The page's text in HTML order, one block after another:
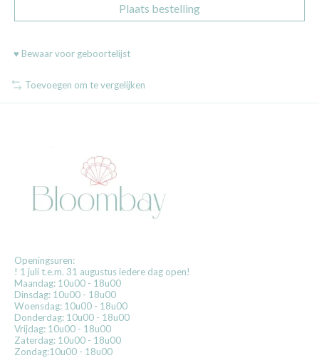
Plaats bestelling
♥ Bewaar voor geboortelijst
Toevoegen om te vergelijken
Openingsuren:
! 1 juli t.e.m. 31 augustus iedere dag open!
Maandag: 10u00 - 18u00
Dinsdag: 10u00 - 18u00
Woensdag: 10u00 - 18u00
Donderdag: 10u00 - 18u00
Vrijdag: 10u00 - 18u00
Zaterdag: 10u00 - 18u00
Zondag:10u00 - 18u00